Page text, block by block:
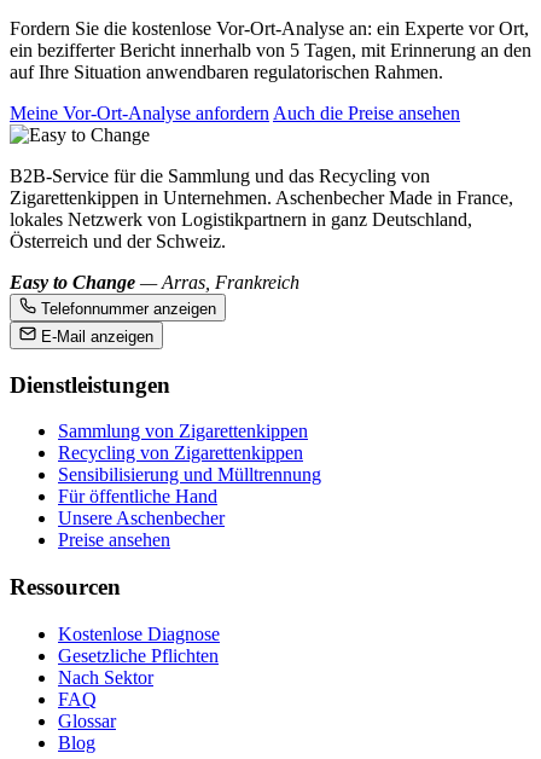
Fordern Sie die kostenlose Vor-Ort-Analyse an: ein Experte vor Ort,
ein bezifferter Bericht innerhalb von 5 Tagen, mit Erinnerung an den
auf Ihre Situation anwendbaren regulatorischen Rahmen.
Meine Vor-Ort-Analyse anfordern Auch die Preise ansehen
B2B-Service für die Sammlung und das Recycling von
Zigarettenkippen in Unternehmen. Aschenbecher Made in France,
lokales Netzwerk von Logistikpartnern in ganz Deutschland,
Österreich und der Schweiz.
Easy to Change — Arras, Frankreich
Telefonnummer anzeigen
E-Mail anzeigen
Dienstleistungen
Sammlung von Zigarettenkippen
Recycling von Zigarettenkippen
Sensibilisierung und Mülltrennung
Für öffentliche Hand
Unsere Aschenbecher
Preise ansehen
Ressourcen
Kostenlose Diagnose
Gesetzliche Pflichten
Nach Sektor
FAQ
Glossar
Blog